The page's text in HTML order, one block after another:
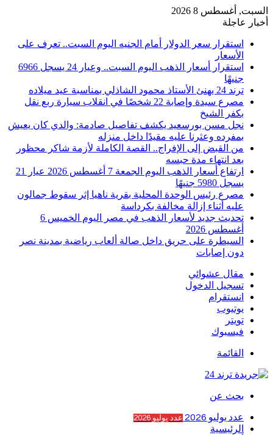
السبت, أغسطس 8 2026
أخبار عاجلة
استقرار سعر الدولار أمام الجنيه اليوم السبت.. تعرف على
الأسعار
استقرار أسعار الذهب اليوم السبت.. وعيار 24 يسجل 6966
جنيهًا
ترند 24 يهنئ الأستاذ محمود الشاذلي بمناسبة عيد ميلاده
مصرع سيدة وإصابة 22 شخصًا في انقلاب سيارة ربع نقل
بكفر الشيخ
نجل مسن بورسعيد يكشف تفاصيل صادمة: والدي كان يعيش
بمفرده وعثرنا عليه مقيدًا داخل منزله
من القبض إلى الإفراج.. القصة الكاملة لأزمة شاكر محظور
بعد انتهاء مدة حبسه
ارتفاع أسعار الذهب اليوم الجمعة 7 أغسطس 2026 عيار 21
يسجل 5980 جنيهًا
مصرع رئيس الوحدة المحلية بقرية ناهيا إثر سقوط جمالون
عليه أثناء إزالة مخالفة بكرداسة
تحديث جديد لأسعار الذهب في مصر اليوم الخميس 6
أغسطس 2026
السيطرة على حريق داخل صالة ألعاب رياضية بمدينة نصر
دون إصابات
مقال عشوائي
تسجيل الدخول
انستقرام
يوتيوب
تويتر
فيسبوك
القائمة
بحث عن
عدد يوليو 2026 عدد يوليو 2026
الرئيسية